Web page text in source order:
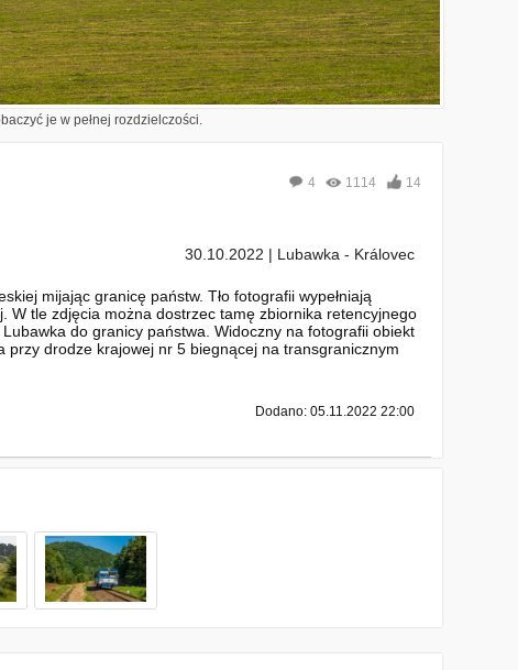
je w pełnej rozdzielczości.
4 1114 14
30.10.2022 | Lubawka - Královec
mijając granicę państw. Tło fotografii wypełniają
W tle zdjęcia można dostrzec tamę zbiornika retencyjnego
do granicy państwa. Widoczny na fotografii obiekt
drodze krajowej nr 5 biegnącej na transgranicznym
Dodano: 05.11.2022 22:00